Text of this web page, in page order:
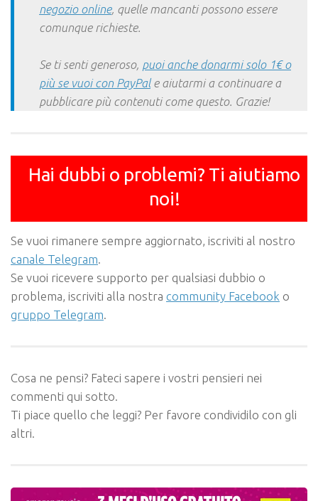
negozio online, quelle mancanti possono essere
comunque richieste.
Se ti senti generoso, puoi anche donarmi solo 1€ o
più se vuoi con PayPale aiutarmi a continuare a
pubblicare più contenuti come questo. Grazie!
Hai dubbi o problemi? Ti aiutiamo
noi!
Se vuoi rimanere sempre aggiornato, iscriviti al nostro
canale Telegram.
Se vuoi ricevere supporto per qualsiasi dubbio o
problema, iscriviti alla nostra community Facebook o
gruppo Telegram.
Cosa ne pensi? Fateci sapere i vostri pensieri nei
commenti qui sotto.
Ti piace quello che leggi? Per favore condividilo con gli
altri.